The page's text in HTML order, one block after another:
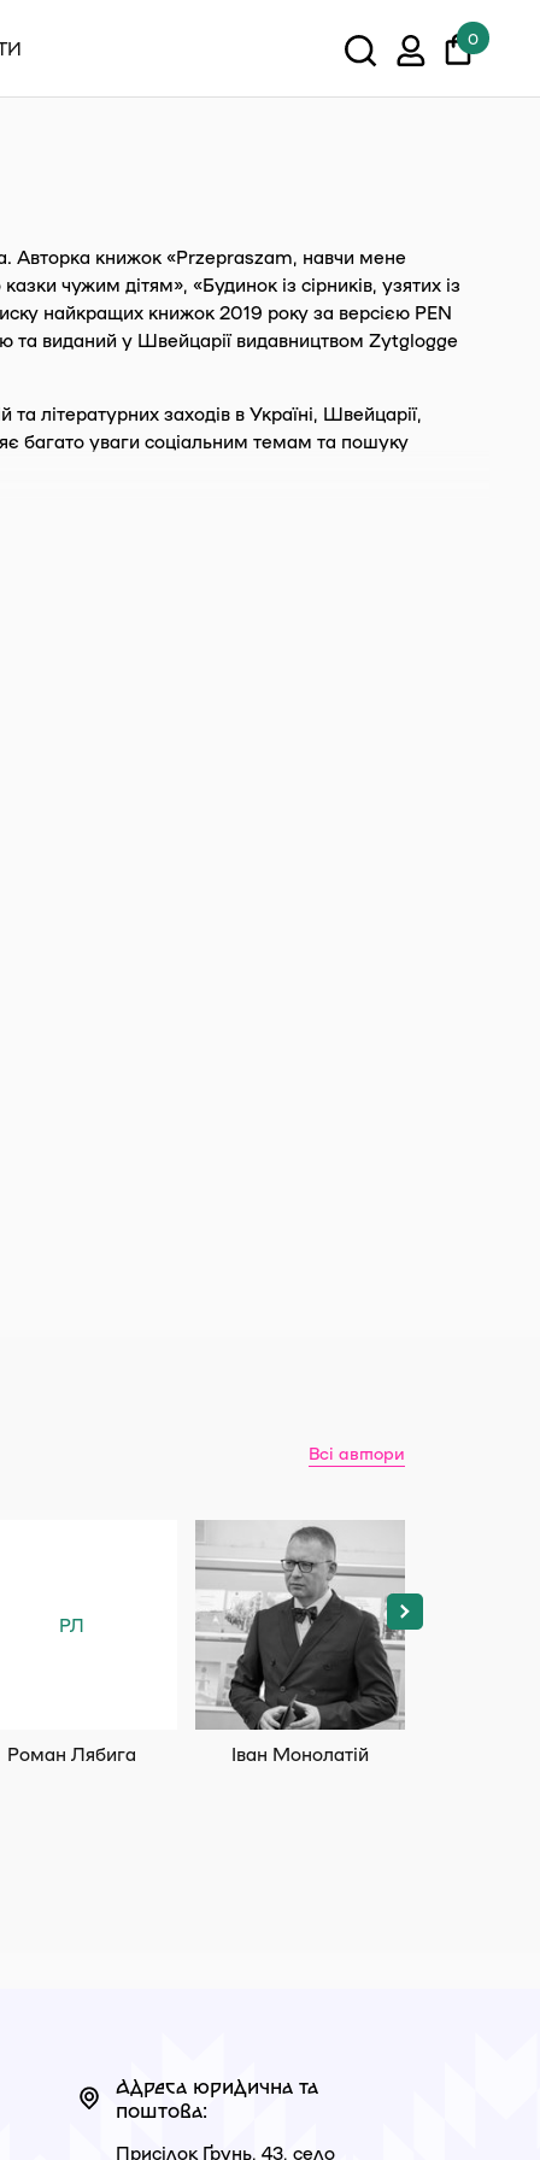
0
У кошику немає товарів.
Авторка книжок «Przepraszam, навчи мене
чужим дітям», «Будинок із сірників, узятих із
найкращих книжок 2019 року за версією PEN
та виданий у Швейцарії видавництвом Zytglogge
літературних заходів в Україні, Швейцарії,
багато уваги соціальним темам та пошуку
партизанкою УПА Анною Попович із
Всі автори
РЛ
Роман Лябига Іван Монолатій
Адреса юридична та
поштова:
Присілок Ґрунь, 43, село